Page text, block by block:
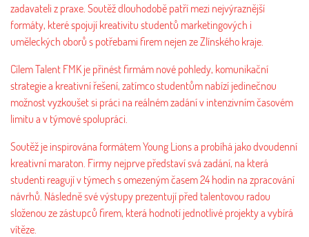
zadavateli z praxe. Soutěž dlouhodobě patří mezi nejvýraznější
formáty, které spojují kreativitu studentů marketingových i
uměleckých oborů s potřebami firem nejen ze Zlínského kraje.
Cílem Talent FMK je přinést firmám nové pohledy, komunikační
strategie a kreativní řešení, zatímco studentům nabízí jedinečnou
možnost vyzkoušet si práci na reálném zadání v intenzivním časovém
limitu a v týmové spolupráci.
Soutěž je inspirována formátem Young Lions a probíhá jako dvoudenní
kreativní maraton. Firmy nejprve představí svá zadání, na která
studenti reagují v týmech s omezeným časem 24 hodin na zpracování
návrhů. Následně své výstupy prezentují před talentovou radou
složenou ze zástupců firem, která hodnotí jednotlivé projekty a vybírá
vítěze.